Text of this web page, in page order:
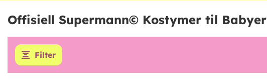
Offisiell Supermann© Kostymer til Babyer
Filter